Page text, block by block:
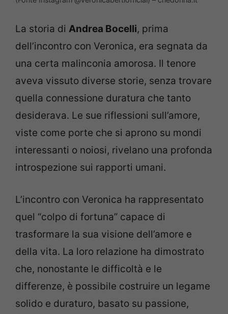
La storia di Andrea Bocelli, prima
dell’incontro con Veronica, era segnata da
una certa malinconia amorosa. Il tenore
aveva vissuto diverse storie, senza trovare
quella connessione duratura che tanto
desiderava. Le sue riflessioni sull’amore,
viste come porte che si aprono su mondi
interessanti o noiosi, rivelano una profonda
introspezione sui rapporti umani.
L’incontro con Veronica ha rappresentato
quel “colpo di fortuna” capace di
trasformare la sua visione dell’amore e
della vita. La loro relazione ha dimostrato
che, nonostante le difficoltà e le
differenze, è possibile costruire un legame
solido e duraturo, basato su passione,